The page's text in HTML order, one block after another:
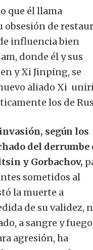
que él llama
obsesión de
influencia bien
donde él y sus
y Xi Jinping, se
aliado Xi
los de
según los
del derrumbe
y Gorbachov,
sometidos al
la muerte a
de su validez,
a sangre y
agresión, ha